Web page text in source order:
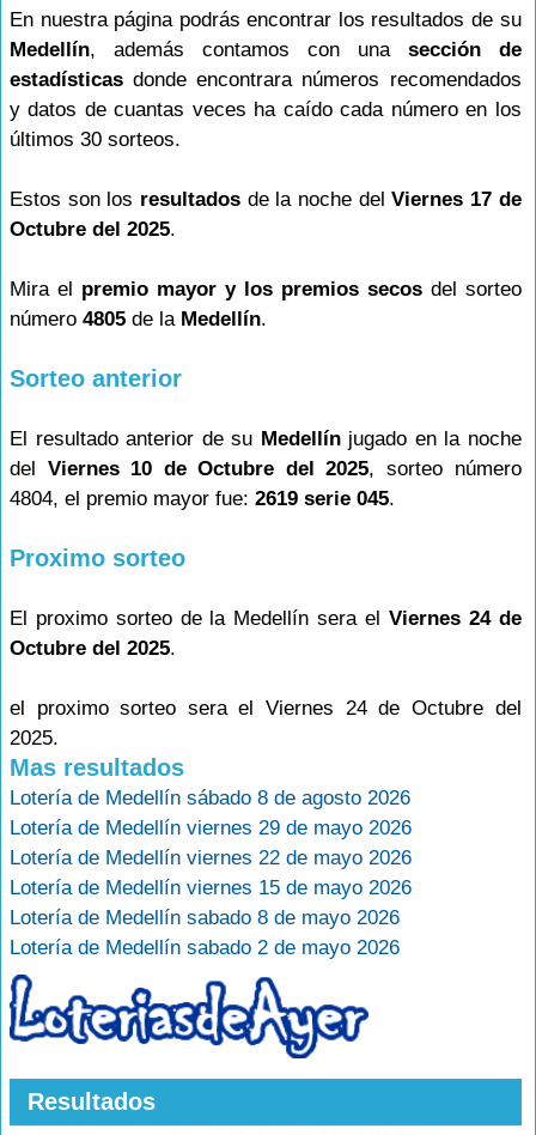
En nuestra página podrás encontrar los resultados de su
Medellín, además contamos con una sección de
estadísticas donde encontrara números recomendados
y datos de cuantas veces ha caído cada número en los
últimos 30 sorteos.
Estos son los resultadosde la noche delViernes 17 de
Octubre del 2025.
Mira el premio mayor y los premios secosdel sorteo
número 4805 de la Medellín.
Sorteo anterior
El resultado anterior de su Medellínjugado en la noche
del Viernes 10 de Octubre del 2025, sorteo número
4804, el premio mayor fue: 2619 serie 045.
Proximo sorteo
El proximo sorteo de la Medellín sera el Viernes 24 de
Octubre del 2025.
el proximo sorteo sera el Viernes 24 de Octubre del
2025.
Mas resultados
Lotería de Medellín sábado 8 de agosto 2026
Lotería de Medellín viernes 29 de mayo 2026
Lotería de Medellín viernes 22 de mayo 2026
Lotería de Medellín viernes 15 de mayo 2026
Lotería de Medellín sabado 8 de mayo 2026
Lotería de Medellín sabado 2 de mayo 2026
Resultados